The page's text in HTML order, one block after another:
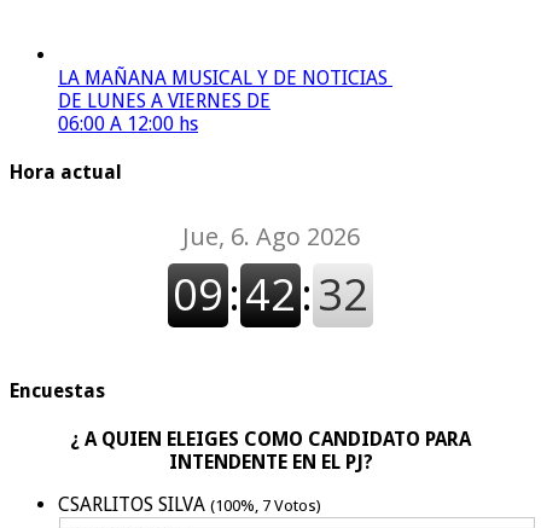
LA MAÑANA MUSICAL Y DE NOTICIAS
DE LUNES A VIERNES DE
06:00 A 12:00 hs
Hora actual
Encuestas
¿ A QUIEN ELEIGES COMO CANDIDATO PARA
INTENDENTE EN EL PJ?
CSARLITOS SILVA (100%, 7 Votos)